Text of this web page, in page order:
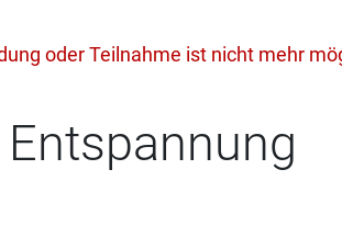
oder Teilnahme ist nicht mehr